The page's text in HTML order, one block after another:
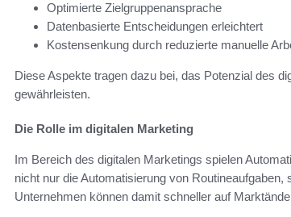
Optimierte Zielgruppenansprache
Datenbasierte Entscheidungen erleichtert
Kostensenkung durch reduzierte manuelle
Diese Aspekte tragen dazu bei, das Potenzial des
gewährleisten.
Die Rolle im digitalen Marketing
Im Bereich des digitalen Marketings spielen
nicht nur die Automatisierung von
Unternehmen können damit schneller auf